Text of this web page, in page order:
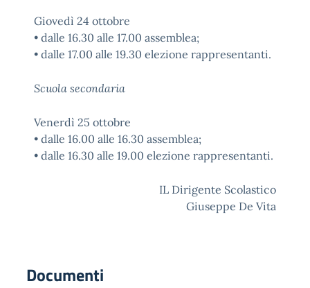
Giovedì 24 ottobre
• dalle 16.30 alle 17.00 assemblea;
• dalle 17.00 alle 19.30 elezione rappresentanti.
Scuola secondaria
Venerdì 25 ottobre
• dalle 16.00 alle 16.30 assemblea;
• dalle 16.30 alle 19.00 elezione rappresentanti.
IL Dirigente Scolastico
Giuseppe De Vita
Documenti